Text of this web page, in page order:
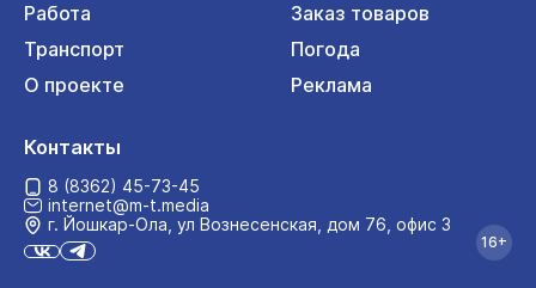
Работа
Заказ товаров
Транспорт
Погода
О проекте
Реклама
Контакты
8 (8362) 45-73-45
internet@m-t.media
г. Йошкар‑Ола, ул Вознесенская, дом 76, офис 3
16+